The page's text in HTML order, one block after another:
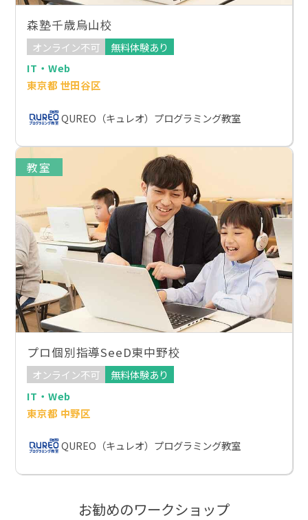
森塾千歳烏山校
オンライン不可
無料体験あり
IT・Web
東京都 世田谷区
QUREO（キュレオ）プログラミング教室
教室
プロ個別指導SeeD東中野校
オンライン不可
無料体験あり
IT・Web
東京都 中野区
QUREO（キュレオ）プログラミング教室
お勧めのワークショップ